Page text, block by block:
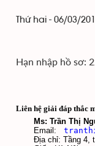
Thứ hai - 06/03/
Hạn nhập hồ sơ:
Liên hệ giải đáp thắc
Ms: Trần Thị
Email:
Địa chỉ: Tầng 4,